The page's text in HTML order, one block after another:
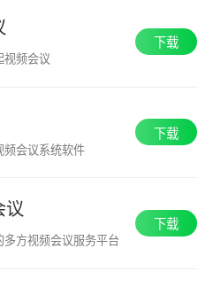
视频会议
下载
频会议系统软件
下载
议
多方视频会议服务平台
下载